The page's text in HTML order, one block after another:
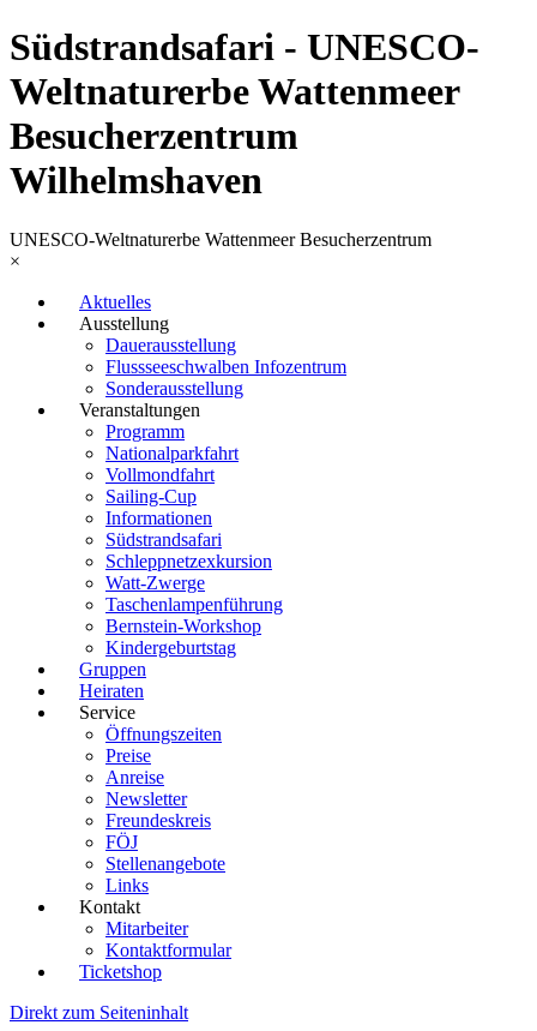
Südstrandsafari - UNESCO-
Weltnaturerbe Wattenmeer
Besucherzentrum
Wilhelmshaven
UNESCO-Weltnaturerbe Wattenmeer Besucherzentrum
×
Aktuelles
Ausstellung
Dauerausstellung
Flussseeschwalben Infozentrum
Sonderausstellung
Veranstaltungen
Programm
Nationalparkfahrt
Vollmondfahrt
Sailing-Cup
Informationen
Südstrandsafari
Schleppnetzexkursion
Watt-Zwerge
Taschenlampenführung
Bernstein-Workshop
Kindergeburtstag
Gruppen
Heiraten
Service
Öffnungszeiten
Preise
Anreise
Newsletter
Freundeskreis
FÖJ
Stellenangebote
Links
Kontakt
Mitarbeiter
Kontaktformular
Ticketshop
Direkt zum Seiteninhalt